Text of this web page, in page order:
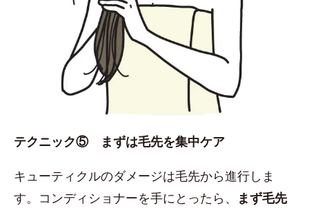
テクニック⑤ まずは毛先を集中ケア
キューティクルのダメージは毛先から進行しま
す。コンディショナーを手にとったら、
まず毛先